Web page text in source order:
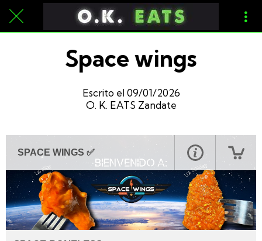
Space wings
Escrito el 09/01/2026
O. K. EATS Zandate